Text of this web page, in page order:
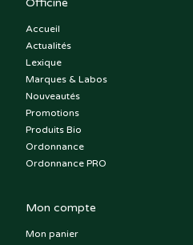
Officine
Accueil
Actualités
Lexique
Marques & Labos
Nouveautés
Promotions
Produits Bio
Ordonnance
Ordonnance PRO
Mon compte
Mon panier